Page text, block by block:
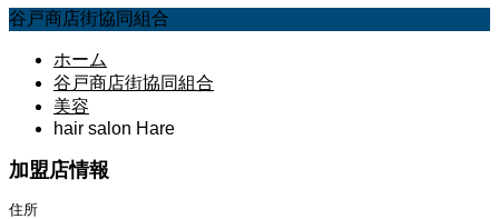
谷戸商店街協同組合
ホーム
谷戸商店街協同組合
美容
hair salon Hare
加盟店情報
住所